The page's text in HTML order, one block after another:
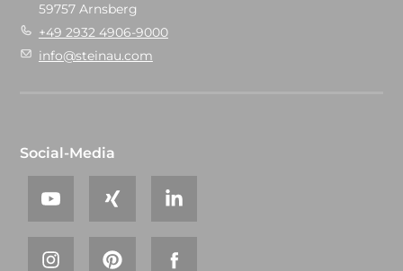
59757 Arnsberg
+49 2932 4906-9000
info@steinau.com
Social-Media